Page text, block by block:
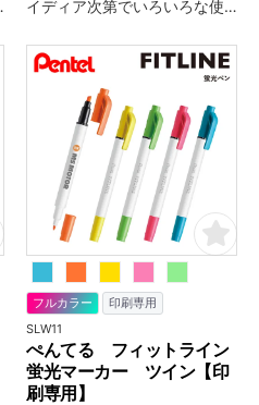
イディア次第でいろいろな使
プはイベント時の販売品とし
て人気のアイテムです！
フルカラー 印刷専用
SLW11
ぺんてる フィットライン
蛍光マーカー ツイン【印
刷専用】